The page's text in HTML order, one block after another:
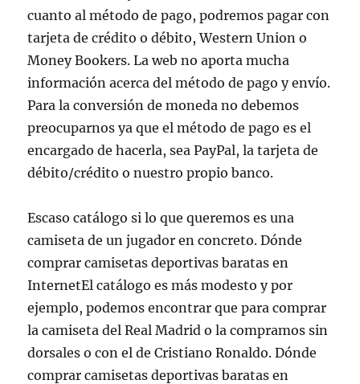
cuanto al método de pago, podremos pagar con
tarjeta de crédito o débito, Western Union o
Money Bookers. La web no aporta mucha
información acerca del método de pago y envío.
Para la conversión de moneda no debemos
preocuparnos ya que el método de pago es el
encargado de hacerla, sea PayPal, la tarjeta de
débito/crédito o nuestro propio banco.
Escaso catálogo si lo que queremos es una
camiseta de un jugador en concreto. Dónde
comprar camisetas deportivas baratas en
InternetEl catálogo es más modesto y por
ejemplo, podemos encontrar que para comprar
la camiseta del Real Madrid o la compramos sin
dorsales o con el de Cristiano Ronaldo. Dónde
comprar camisetas deportivas baratas en